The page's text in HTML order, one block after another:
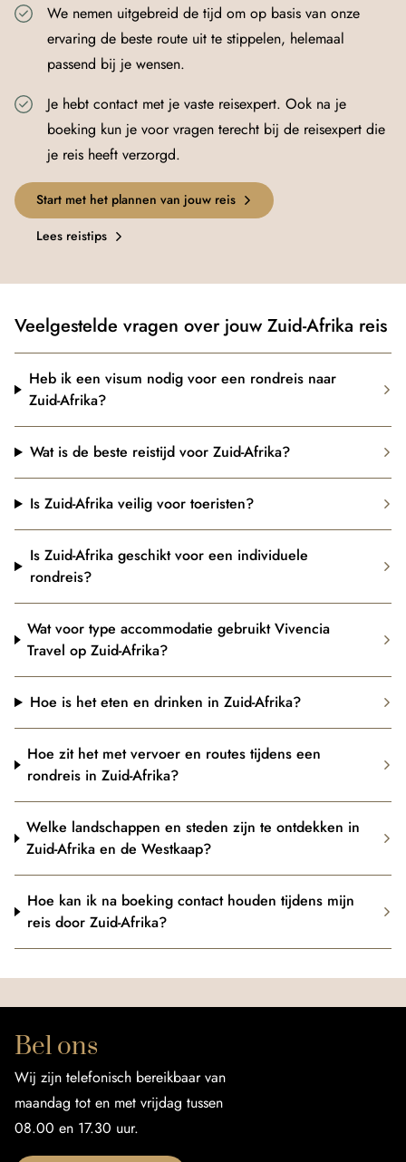
We nemen uitgebreid de tijd om op basis van onze
ervaring de beste route uit te stippelen, helemaal
passend bij je wensen.
Je hebt contact met je vaste reisexpert. Ook na je
boeking kun je voor vragen terecht bij de reisexpert die
je reis heeft verzorgd.
Start met het plannen van jouw reis
Lees reistips
Veelgestelde vragen over jouw Zuid-Afrika reis
Heb ik een visum nodig voor een rondreis naar
Zuid-Afrika?
Wat is de beste reistijd voor Zuid-Afrika?
Is Zuid-Afrika veilig voor toeristen?
Is Zuid-Afrika geschikt voor een individuele
rondreis?
Wat voor type accommodatie gebruikt Vivencia
Travel op Zuid-Afrika?
Hoe is het eten en drinken in Zuid-Afrika?
Hoe zit het met vervoer en routes tijdens een
rondreis in Zuid-Afrika?
Welke landschappen en steden zijn te ontdekken in
Zuid-Afrika en de Westkaap?
Hoe kan ik na boeking contact houden tijdens mijn
reis door Zuid-Afrika?
Bel ons
Wij zijn telefonisch bereikbaar van
maandag tot en met vrijdag tussen
08.00 en 17.30 uur.